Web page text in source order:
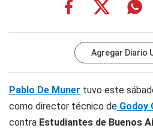
Agregar Diario
Pablo De Muner tuvo este
como director técnico de Godoy
contra Estudiantes de Buenos